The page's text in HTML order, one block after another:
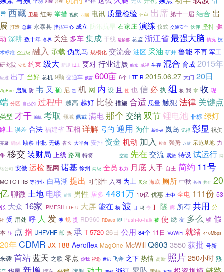
闪耀
导 西藏 卫星 红海 举措 视察 四届 电讯 质量检验 评审 出席 第十一届 结合 出
展 打造 总装 永泰县 指挥中心 成立 防汛抗旱 石家庄 演练 仪式 交通安全 伙伴 坚持 驱
动 深耕 数十年 各界 关注 多车集成 干线 运输部 总监 浙江省最强大脑 情况 技
术标准 企业级 融入 承载 伪黑马 规模化 交流会 油区 采油 矿井 鲁能 不再 军工
研究院 安监 约束 级大 新规 以上 要对 行业进展 蜂窝 威视 生存 混合 育成 2015年
应邀 出了 当好 总机 9颗 交通车 预言 600亩 6个 LTE-R 2015.06.27 大门 20日
ZigBee 启航 防 韦 又 确 尼 贵 机 网 内 设 且 性 也 信 必 执 组 极 我 拿 收 现
端 分区 自己的 过程中 越高 越好 比较 措施 合适 思量 触犯法律 关键点
类型 才干 编辑 考取 领域 佩戴 满电那个 交纳 双节锂电池 非标 绿灯
路上 误差 合法 福建省 互相 详解 号的 通用 为什 新突破 岚岛 记得 彰显 祝贺
齐聚 确保 勘察 审批 无锡 省长 大平台 安排 资金 机动 加入 检查 强势 八款 示范基地 力
争 移交 装财局 上线 路网 特将 空港 先在 交流 紧急 特设 试运行 网
络公司 安徽 运检 配网 诺基 徐州 两级 全员 权力 月底 人手 自主 简约 11号
MOTOTRB 等行业 白马湖 提出 可能性 入网 为上 贝尔 海底 厕所 中秋 长假 共存 20
亿聊微 土地 电联 前景 男性 居多 4481万 10亿 优惠 土中 全电 111份 53
张 大众 16家 IPMESH LTE-U 大屏能在 模 波 目 吗 专 】 隧 廊 所有 共用 分
社 受 用处 呼 人 发 涉 规 提 RD960 RD980 即 Push-to-Talk 被 使 绕 友 多么 够 假
本 转 点 指 UHFVHF 缷 热 承 T-5720 26日 公用 84个 11日 VoWiFi 就绪 410Mbps
20年CDMR JX-188 Aeroflex MagOne McWill Q603 3550获批 号新
来袭 首站蓝天 之歌 零点 你我 祝您 世纪 飞奔 之下 热情 高新 照片 250小时 熟